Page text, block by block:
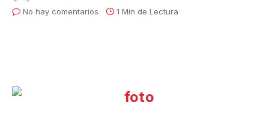
No hay comentarios
1 Min de Lectura